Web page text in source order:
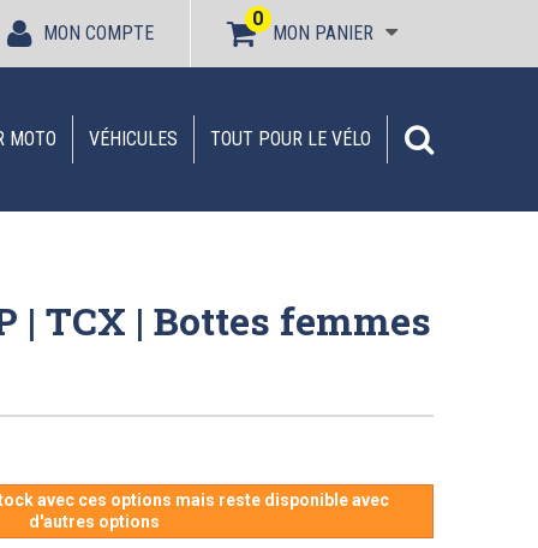
MON PANIER
0
MON COMPTE
MOTO VÉHICULES TOUT POUR LE VÉLO
| TCX | Bottes femmes
avec ces options mais reste disponible avec
d'autres options